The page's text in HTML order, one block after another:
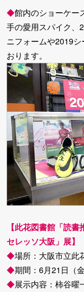
◆館内のショーケー
手の愛用スパイク、
ニフォームや2019
おります。
【此花図書館「読
セレッソ大阪」展】
◆場所：大阪市立此
◆期間：6月21日（
◆展示内容：柿谷曜